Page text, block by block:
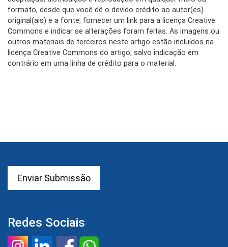
formato, desde que você dê o devido crédito ao autor(es)
original(ais) e a fonte, fornecer um link para a licença Creative
Commons e indicar se alterações foram feitas. As imagens ou
outros materiais de terceiros neste artigo estão incluídos na
licença Creative Commons do artigo, salvo indicação em
contrário em uma linha de crédito para o material.
Enviar Submissão
Redes Sociais